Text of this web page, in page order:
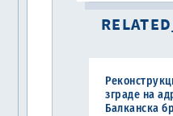
зграде на
Балканска